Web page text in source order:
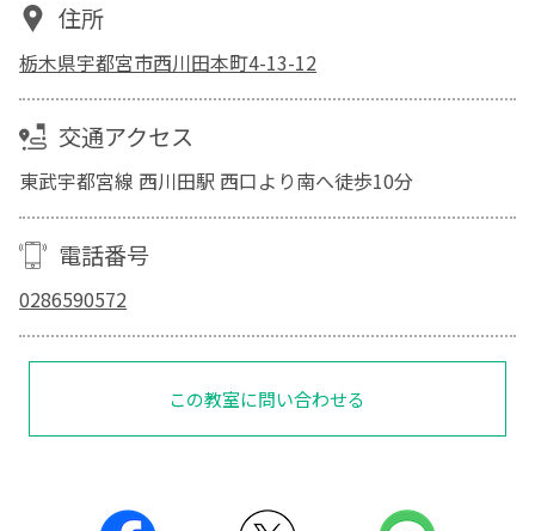
住所
栃木県宇都宮市西川田本町4-13-12
交通アクセス
東武宇都宮線 西川田駅 西口より南へ徒歩10分
電話番号
0286590572
この教室に問い合わせる